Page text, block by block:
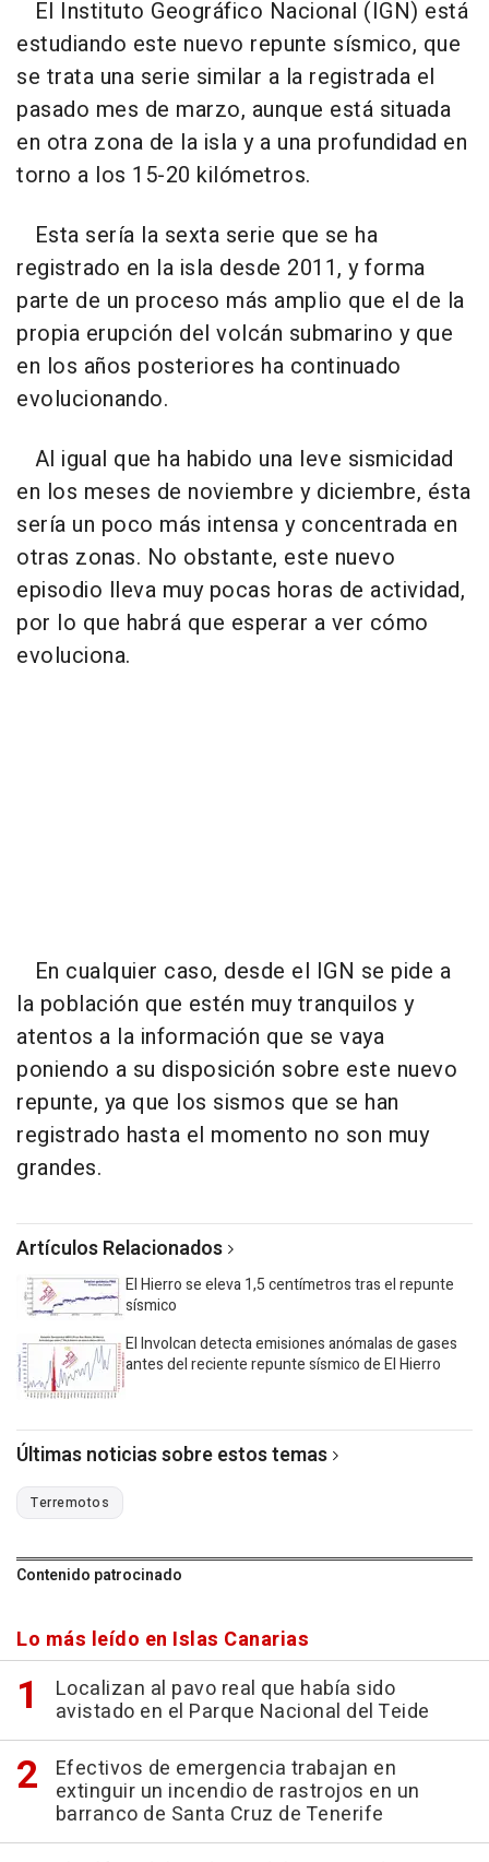
El Instituto Geográfico Nacional (IGN) está
estudiando este nuevo repunte sísmico, que
se trata una serie similar a la registrada el
pasado mes de marzo, aunque está situada
en otra zona de la isla y a una profundidad en
torno a los 15-20 kilómetros.
Esta sería la sexta serie que se ha
registrado en la isla desde 2011, y forma
parte de un proceso más amplio que el de la
propia erupción del volcán submarino y que
en los años posteriores ha continuado
evolucionando.
Al igual que ha habido una leve sismicidad
en los meses de noviembre y diciembre, ésta
sería un poco más intensa y concentrada en
otras zonas. No obstante, este nuevo
episodio lleva muy pocas horas de actividad,
por lo que habrá que esperar a ver cómo
evoluciona.
En cualquier caso, desde el IGN se pide a
la población que estén muy tranquilos y
atentos a la información que se vaya
poniendo a su disposición sobre este nuevo
repunte, ya que los sismos que se han
registrado hasta el momento no son muy
grandes.
Artículos Relacionados
El Hierro se eleva 1,5 centímetros tras el repunte
sísmico
El Involcan detecta emisiones anómalas de gases
antes del reciente repunte sísmico de El Hierro
Últimas noticias sobre estos temas
Terremotos
Contenido patrocinado
Lo más leído en Islas Canarias
Localizan al pavo real que había sido
avistado en el Parque Nacional del Teide
Efectivos de emergencia trabajan en
extinguir un incendio de rastrojos en un
barranco de Santa Cruz de Tenerife